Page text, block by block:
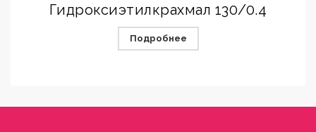
Гидроксиэтилкрахмал 130/0.4
Подробнее